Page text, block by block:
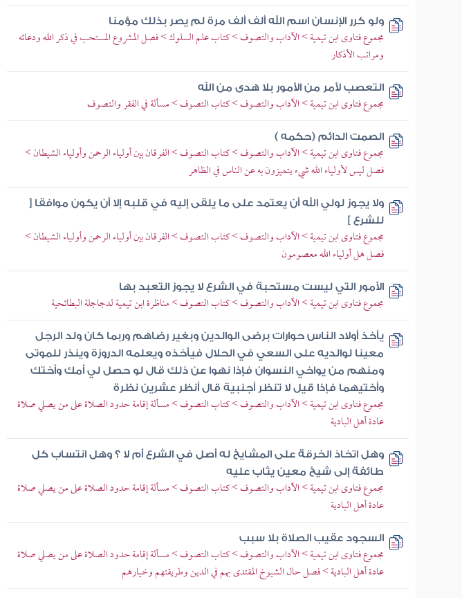
ولو كرر الإنسان اسم الله ألف ألف مرة لم يصر بذلك مؤمنا
مجموع فتاوى ابن تيمية > الآداب والتصوف > كتاب علم السلوك > فصل المشروع المستحب في ذكر الله ودعائه
ومراتب الأذكار
التعصب لأمر من الأمور بلا هدى من الله
مجموع فتاوى ابن تيمية > الآداب والتصوف > كتاب التصوف > مسألة في الفقر والتصوف
الصمت الدائم (حكمه )
مجموع فتاوى ابن تيمية > الآداب والتصوف > كتاب التصوف > الفرقان بين أولياء الرحمن وأولياء الشيطان >
فصل ليس لأولياء الله شيء يتميزون به عن الناس في الظاهر
ولا يجوز لولي الله أن يعتمد على ما يلقى إليه في قلبه إلا أن يكون موافقا [
للشرع ]
مجموع فتاوى ابن تيمية > الآداب والتصوف > كتاب التصوف > الفرقان بين أولياء الرحمن وأولياء الشيطان >
فصل هل أولياء الله معصومون
الأمور التي ليست مستحبة في الشرع لا يجوز التعبد بها
مجموع فتاوى ابن تيمية > الآداب والتصوف > كتاب التصوف > مناظرة ابن تيمية لدجاجلة البطائحية
يأخذ أولاد الناس حوارات برضى الوالدين وبغير رضاهم وربما كان ولد الرجل
معينا لوالديه على السعي في الحلال فيأخذه ويعلمه الدروزة وينذر للموتى
ومنهم من يواخي النسوان فإذا نهوا عن ذلك قال لو حصل لي أمك وأختك
وأختيهما فإذا قيل لا تنظر أجنبية قال أنظر عشرين نظرة
مجموع فتاوى ابن تيمية > الآداب والتصوف > كتاب التصوف > مسألة إقامة حدود الصلاة على من يصلي صلاة
عادة أهل البادية
وهل اتخاذ الخرقة على المشايخ له أصل في الشرع أم لا ؟ وهل انتساب كل
طائفة إلى شيخ معين يثاب عليه
مجموع فتاوى ابن تيمية > الآداب والتصوف > كتاب التصوف > مسألة إقامة حدود الصلاة على من يصلي صلاة
عادة أهل البادية
السجود عقيب الصلاة بلا سبب
مجموع فتاوى ابن تيمية > الآداب والتصوف > كتاب التصوف > مسألة إقامة حدود الصلاة على من يصلي صلاة
عادة أهل البادية > فصل حال الشيوخ المقتدى بهم في الدين وطريقتهم وخيارهم